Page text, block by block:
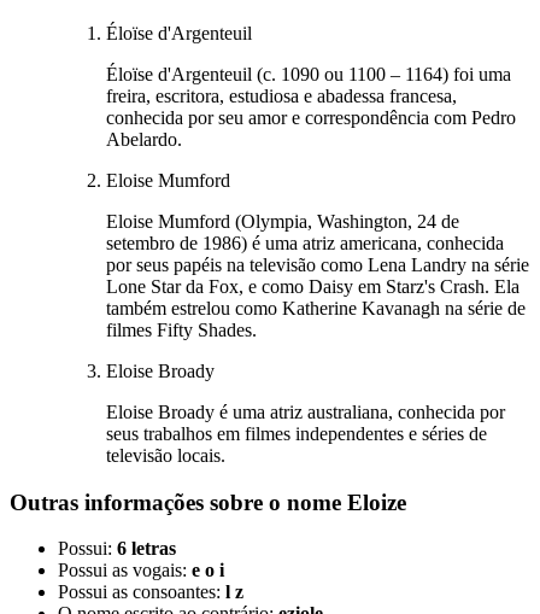
Éloïse d'Argenteuil
Éloïse d'Argenteuil (c. 1090 ou 1100 – 1164) foi uma
freira, escritora, estudiosa e abadessa francesa,
conhecida por seu amor e correspondência com Pedro
Abelardo.
Eloise Mumford
Eloise Mumford (Olympia, Washington, 24 de
setembro de 1986) é uma atriz americana, conhecida
por seus papéis na televisão como Lena Landry na série
Lone Star da Fox, e como Daisy em Starz's Crash. Ela
também estrelou como Katherine Kavanagh na série de
filmes Fifty Shades.
Eloise Broady
Eloise Broady é uma atriz australiana, conhecida por
seus trabalhos em filmes independentes e séries de
televisão locais.
Outras informações sobre o nome Eloize
Possui: 6 letras
Possui as vogais: e o i
Possui as consoantes: l z